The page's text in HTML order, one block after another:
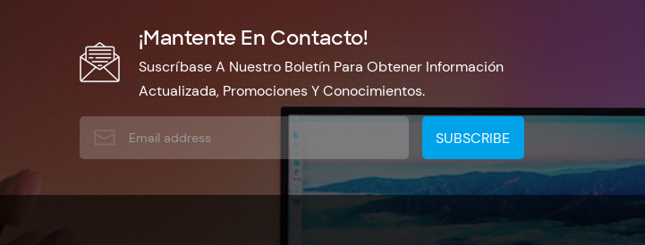
¡Mantente En Contacto!
Suscríbase A Nuestro Boletín Para Obtener Información
Actualizada, Promociones Y Conocimientos.